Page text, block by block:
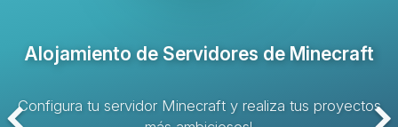
Solución de alojamiento con recursos dedicados y